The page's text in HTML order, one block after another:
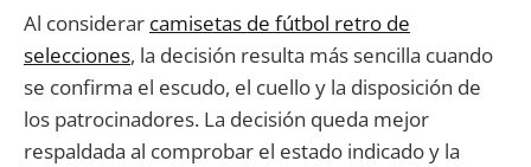
Al considerar camisetas de fútbol retro de
selecciones, la decisión resulta más sencilla cuando
se confirma el escudo, el cuello y la disposición de
los patrocinadores. La decisión queda mejor
respaldada al comprobar el estado indicado y la